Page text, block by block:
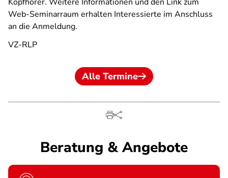
Web-Seminarraum erhalten Interessierte im Anschluss
an die Anmeldung.
VZ-RLP
Alle Termine
Beratung & Angebote